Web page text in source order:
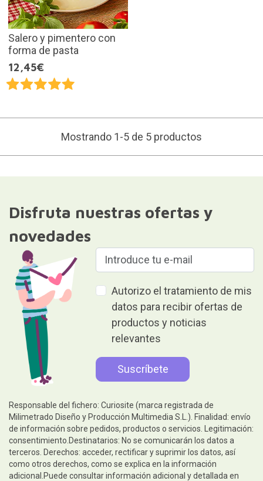
Salero y pimentero con
forma de pasta
12,45€
Mostrando 1-5 de 5 productos
Disfruta nuestras ofertas y
novedades
Autorizo el tratamiento de mis
datos para recibir ofertas de
productos y noticias
relevantes
Responsable del fichero: Curiosite (marca registrada de
Milimetrado Diseño y Producción Multimedia S.L.). Finalidad: envío
de información sobre pedidos, productos o servicios. Legitimación:
consentimiento.Destinatarios: No se comunicarán los datos a
terceros. Derechos: acceder, rectificar y suprimir los datos, así
como otros derechos, como se explica en la información
adicional.Puede consultar información adicional y detallada en